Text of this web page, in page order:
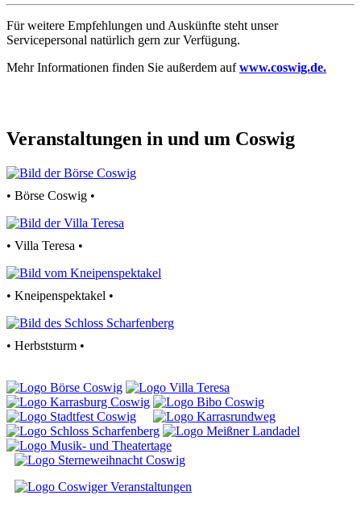
Für weitere Empfehlungen und Auskünfte steht unser
Servicepersonal natürlich gern zur Verfügung.
Mehr Informationen finden Sie außerdem aufwww.coswig.de.
Veranstaltungen in und um Coswig
• Börse Coswig •
• Villa Teresa •
• Kneipenspektakel •
• Herbststurm •